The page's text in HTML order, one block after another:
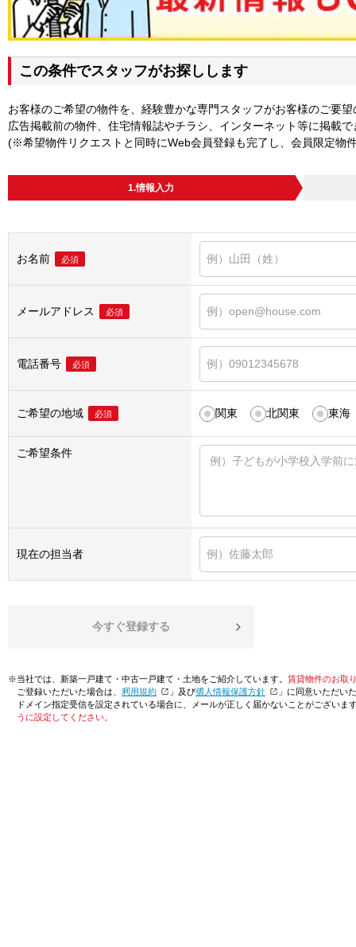
この条件でスタッフがお探しします
お客様のご希望の物件を、経験豊かな専門スタッフがお客様のご要望
広告掲載前の物件、住宅情報誌やチラシ、インターネット等に掲載
(※希望物件リクエストと同時にWeb会員登録も完了し、会員限定物
1.情報入力
お名前 必須
メールアドレス 必須
電話番号 必須
ご希望の地域 必須 関東 北関東 東海
ご希望条件
現在の担当者
今すぐ登録する
※当社では、新築一戸建て・中古一戸建て・土地をご紹介しています。 賃貸物件のお取
ご登録いただいた場合は、「利用規約 」及び「個人情報保護方針
」に同意いただい
ドメイン指定受信を設定されている場合に、メールが正しく届かないことがございます
うに設定してください。